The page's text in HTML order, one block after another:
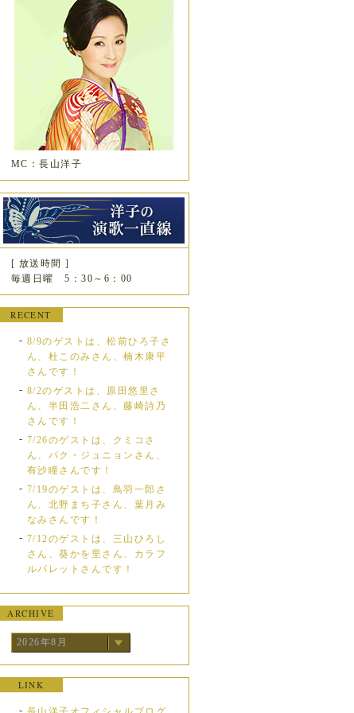
MC：長山洋子
[ 放送時間 ]
毎週日曜 5：30～6：00
RECENT
8/9のゲストは、松前ひろ子さ
ん、杜このみさん、楠木康平
さんです！
8/2のゲストは、原田悠里さ
ん、半田浩二さん、藤崎詩乃
さんです！
7/26のゲストは、クミコさ
ん、パク・ジュニョンさん、
有沙瞳さんです！
7/19のゲストは、鳥羽一郎さ
ん、北野まち子さん、葉月み
なみさんです！
7/12のゲストは、三山ひろし
さん、葵かを里さん、カラフ
ルパレットさんです！
ARCHIVE
2026年8月
LINK